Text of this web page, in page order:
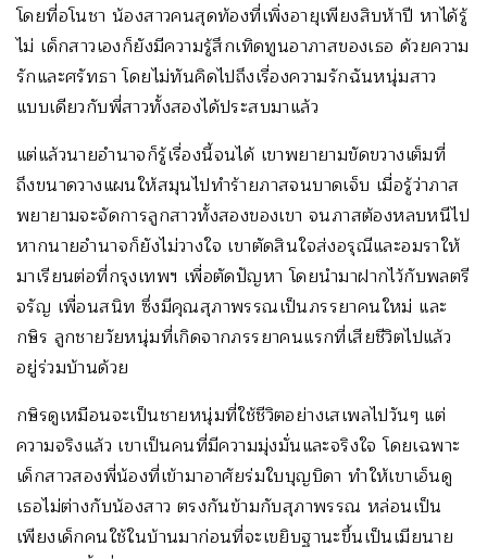
โดยที่อโนชา น้องสาวคนสุดท้องที่เพิ่งอายุเพียงสิบห้าปี หาได้รู้
ไม่ เด็กสาวเองก็ยังมีความรู้สึกเทิดทูนอาภาสของเธอ ด้วยความ
รักและศรัทธา โดยไม่ทันคิดไปถึงเรื่องความรักฉันหนุ่มสาว
แบบเดียวกับพี่สาวทั้งสองได้ประสบมาแล้ว
แต่แล้วนายอำนาจก็รู้เรื่องนี้จนได้ เขาพยายามขัดขวางเต็มที่
ถึงขนาดวางแผนให้สมุนไปทำร้ายภาสจนบาดเจ็บ เมื่อรู้ว่าภาส
พยายามจะจัดการลูกสาวทั้งสองของเขา จนภาสต้องหลบหนีไป
หากนายอำนาจก็ยังไม่วางใจ เขาตัดสินใจส่งอรุณีและอมราให้
มาเรียนต่อที่กรุงเทพฯ เพื่อตัดปัญหา โดยนำมาฝากไว้กับพลตรี
จรัญ เพื่อนสนิท ซึ่งมีคุณสุภาพรรณเป็นภรรยาคนใหม่ และ
กษิร ลูกชายวัยหนุ่มที่เกิดจากภรรยาคนแรกที่เสียชีวิตไปแล้ว
อยู่ร่วมบ้านด้วย
กษิรดูเหมือนจะเป็นชายหนุ่มที่ใช้ชีวิตอย่างเสเพลไปวันๆ แต่
ความจริงแล้ว เขาเป็นคนที่มีความมุ่งมั่นและจริงใจ โดยเฉพาะ
เด็กสาวสองพี่น้องที่เข้ามาอาศัยร่มใบบุญบิดา ทำให้เขาเอ็นดู
เธอไม่ต่างกับน้องสาว ตรงกันข้ามกับสุภาพรรณ หล่อนเป็น
เพียงเด็กคนใช้ในบ้านมาก่อนที่จะเขยิบฐานะขึ้นเป็นเมียนาย